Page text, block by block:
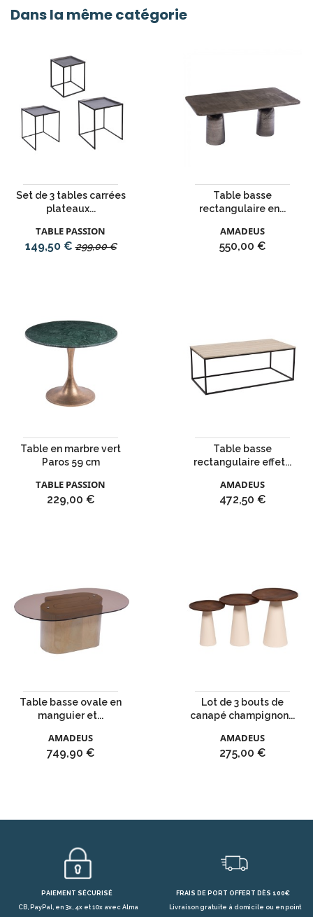
Dans la même catégorie
Set de 3 tables carrées
plateaux...
TABLE PASSION
Prix
149,50 € Prix
299,00 €
Table basse
rectangulaire en...
AMADEUS
Prix
550,00 €
Table en marbre vert
Paros 59 cm
TABLE PASSION
Prix
229,00 €
Table basse
rectangulaire effet...
AMADEUS
Prix
472,50 €
Table basse ovale en
manguier et...
AMADEUS
Prix
749,90 €
Lot de 3 bouts de
canapé champignon...
AMADEUS
Prix
275,00 €
PAIEMENT SÉCURISÉ
CB, PayPal, en 3x, 4x et 10x avec Alma
FRAIS DE PORT OFFERT DÈS 100€
Livraison gratuite à domicile ou en point